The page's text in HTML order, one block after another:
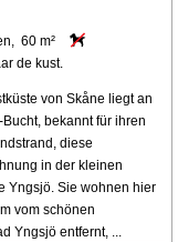
60 m²
de kust.
von Skåne liegt an
bekannt für ihren
diese
in der kleinen
Yngsjö. Sie wohnen hier
vom schönen
Yngsjö entfernt, ...